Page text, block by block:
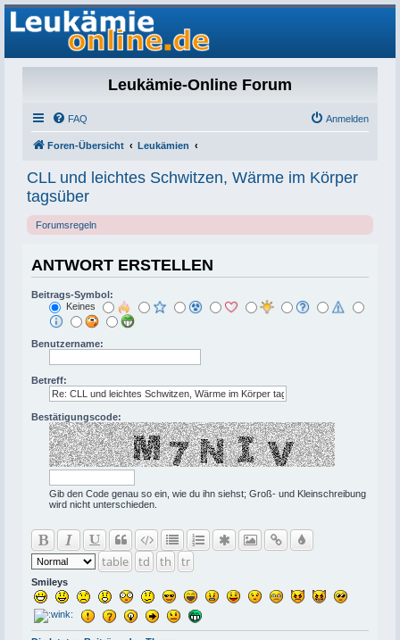
Leukämie-Online Forum
FAQ Anmelden
Foren-Übersicht Leukämien
CLL und leichtes Schwitzen, Wärme im Körper
tagsüber
Forumsregeln
ANTWORT ERSTELLEN
Beitrags-Symbol:
Keines
Benutzername:
Betreff:
Bestätigungscode:
Gib den Code genau so ein, wie du ihn siehst; Groß- und Kleinschreibung
wird nicht unterschieden.
table td th tr
Smileys